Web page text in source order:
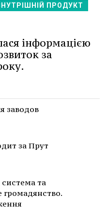
ПРОДУКТ
інформацією
за
заводов
за Прут
та
громадянство.